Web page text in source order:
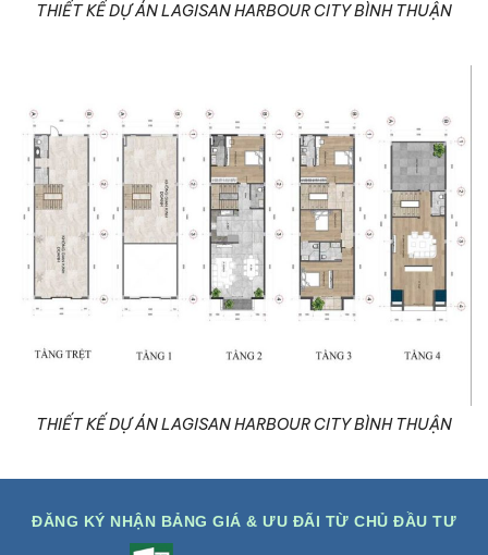
THIẾT KẾ DỰ ÁN LAGISAN HARBOUR CITY BÌNH THUẬN
THIẾT KẾ DỰ ÁN LAGISAN HARBOUR CITY BÌNH THUẬN
ĐĂNG KÝ NHẬN BẢNG GIÁ & ƯU ĐÃI TỪ CHỦ ĐẦU TƯ